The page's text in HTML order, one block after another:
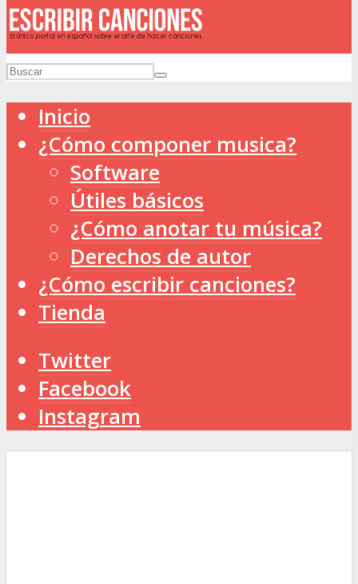
Inicio
¿Cómo componer musica?
Software
Útiles básicos
¿Cómo anotar tu música?
Derechos de autor
¿Cómo escribir canciones?
Tienda
Twitter
Facebook
Instagram